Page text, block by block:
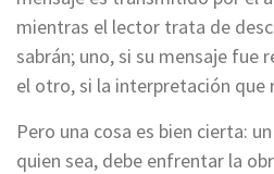
mientras el lector trata de
sabrán; uno, si su mensaje fue
el otro, si la interpretación que
Pero una cosa es bien cierta:
quien sea, debe enfrentar la